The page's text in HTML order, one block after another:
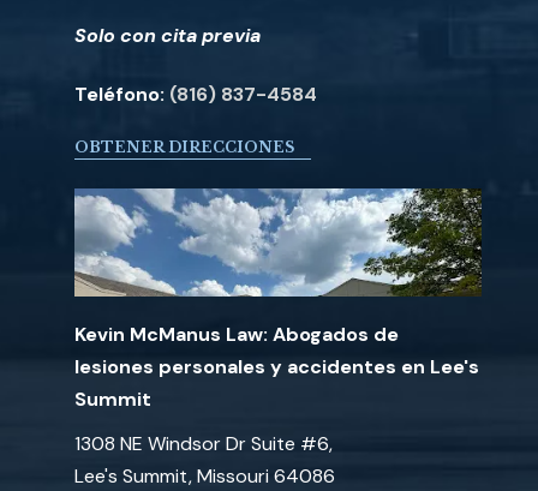
Solo con cita previa
Teléfono: (816) 837-4584
OBTENER DIRECCIONES
Kevin McManus Law: Abogados de
lesiones personales y accidentes en Lee's
Summit
1308 NE Windsor Dr Suite #6,
Lee's Summit, Missouri 64086